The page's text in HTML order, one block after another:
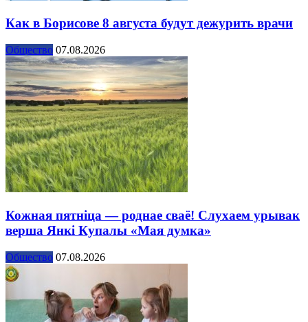
Как в Борисове 8 августа будут дежурить врачи
Общество 07.08.2026
Кожная пятніца — роднае сваё! Слухаем урывак
верша Янкі Купалы «Мая думка»
Общество 07.08.2026